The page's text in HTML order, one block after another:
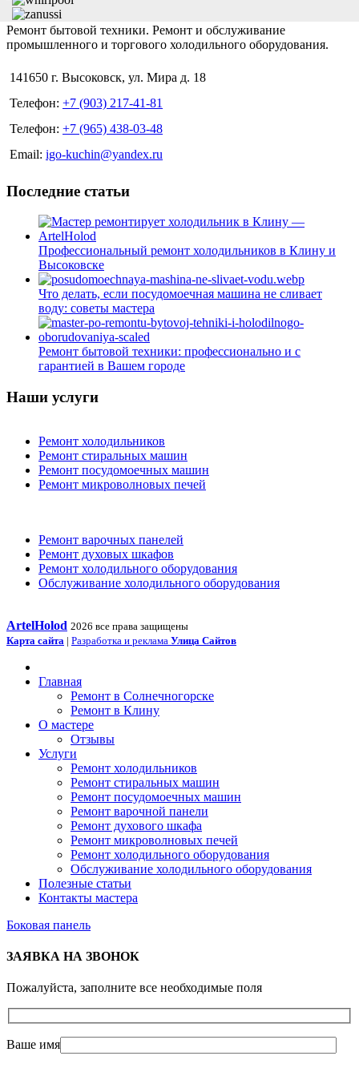
Ремонт бытовой техники. Ремонт и обслуживание
промышленного и торгового холодильного оборудования.
141650 г. Высоковск, ул. Мира д. 18
Телефон: +7 (903) 217-41-81
Телефон: +7 (965) 438-03-48
Email: igo-kuchin@yandex.ru
Последние статьи
Профессиональный ремонт холодильников в Клину и
Высоковске
Что делать, если посудомоечная машина не сливает
воду: советы мастера
Ремонт бытовой техники: профессионально и с
гарантией в Вашем городе
Наши услуги
Ремонт холодильников
Ремонт стиральных машин
Ремонт посудомоечных машин
Ремонт микроволновых печей
Ремонт варочных панелей
Ремонт духовых шкафов
Ремонт холодильного оборудования
Обслуживание холодильного оборудования
ArtelHolod 2026 все права защищены
Карта сайта | Разработка и реклама Улица Сайтов
Главная
Ремонт в Солнечногорске
Ремонт в Клину
О мастере
Отзывы
Услуги
Ремонт холодильников
Ремонт стиральных машин
Ремонт посудомоечных машин
Ремонт варочной панели
Ремонт духового шкафа
Ремонт микроволновых печей
Ремонт холодильного оборудования
Обслуживание холодильного оборудования
Полезные статьи
Контакты мастера
Боковая панель
ЗАЯВКА НА ЗВОНОК
Пожалуйста, заполните все необходимые поля
Ваше имя